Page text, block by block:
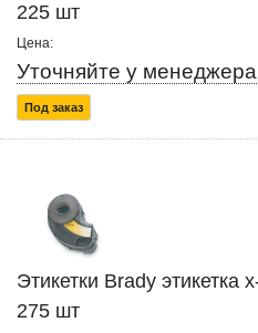
225 шт
Цена:
Уточняйте у менеджера
Под заказ
Этикетки Brady
275 шт